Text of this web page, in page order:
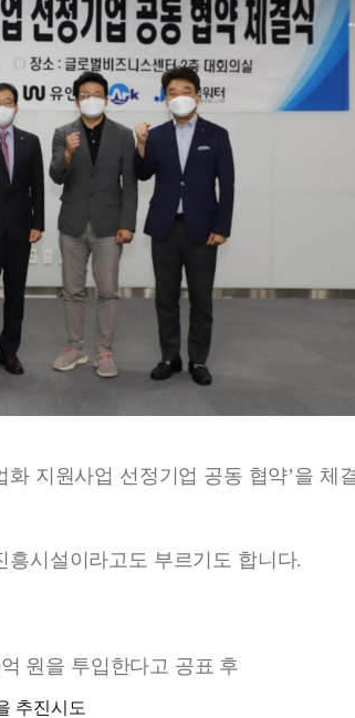
지원사업 선정기업 공동 협약’을 체
시설이라고도 부르기도 합니다.
원을 투입한다고 공표 후
추진시도